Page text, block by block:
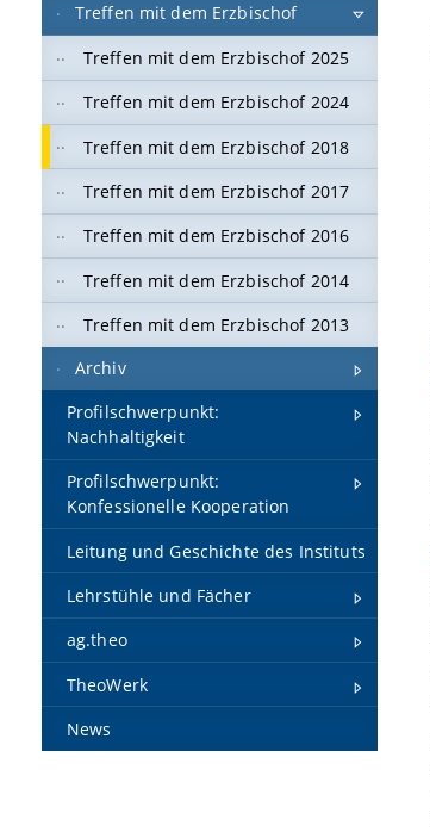
Treffen mit dem Erzbischof
Treffen mit dem Erzbischof 2025
Treffen mit dem Erzbischof 2024
Treffen mit dem Erzbischof 2018
Treffen mit dem Erzbischof 2017
Treffen mit dem Erzbischof 2016
Treffen mit dem Erzbischof 2014
Treffen mit dem Erzbischof 2013
Archiv
Profilschwerpunkt:
Nachhaltigkeit
Profilschwerpunkt:
Konfessionelle Kooperation
Leitung und Geschichte des Instituts
Lehrstühle und Fächer
ag.theo
TheoWerk
News